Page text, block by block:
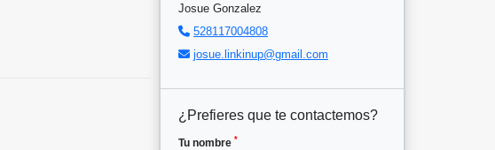
Josue Gonzalez
528117004808
josue.linkinup@gmail.com
¿Prefieres que te contactemos?
Tu nombre *